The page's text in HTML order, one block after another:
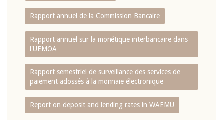
Rapport annuel de la Commission Bancaire
Rapport annuel sur la monétique interbancaire dans
l'UEMOA
Rapport semestriel de surveillance des services de
paiement adossés à la monnaie électronique
Report on deposit and lending rates in WAEMU